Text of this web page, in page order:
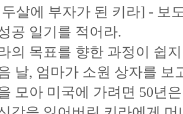
살에 부자가 된 키라] - 보
공 일기를 적어라.
의 목표를 향한 과정이 쉽
날, 엄마가 소원 상자를 보
모아 미국에 가려면 50년